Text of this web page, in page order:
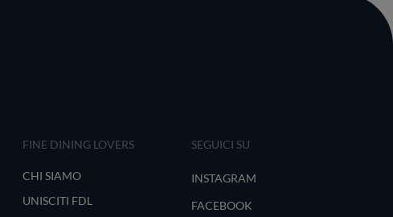
FINE DINING LOVERS
CHI SIAMO
UNISCITI FDL
SEGUICI SU
INSTAGRAM
FACEBOOK